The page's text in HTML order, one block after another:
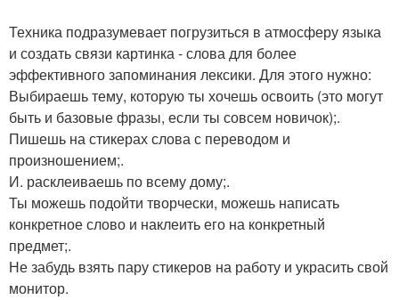
Техника подразумевает погрузиться в атмосферу языка
и создать связи картинка - слова для более
эффективного запоминания лексики. Для этого нужно:
Выбираешь тему, которую ты хочешь освоить (это могут
быть и базовые фразы, если ты совсем новичок);.
Пишешь на стикерах слова с переводом и
произношением;.
И. расклеиваешь по всему дому;.
Ты можешь подойти творчески, можешь написать
конкретное слово и наклеить его на конкретный
предмет;.
Не забудь взять пару стикеров на работу и украсить свой
монитор.